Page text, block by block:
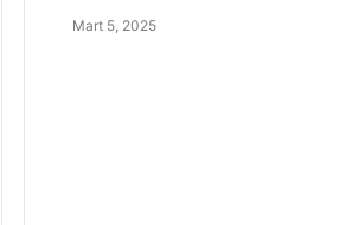
Mart 5, 2025